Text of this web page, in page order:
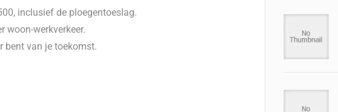
inclusief de ploegentoeslag.
woon-werkverkeer.
bent van je toekomst.